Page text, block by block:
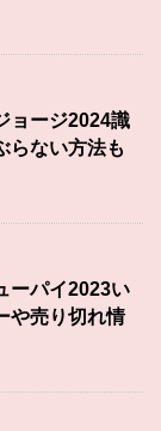
ョージ2024識
らない方法も
ーパイ2023い
や売り切れ情